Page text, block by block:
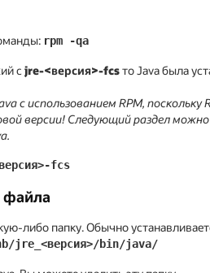
rpm -qa
сjre-<версия>-fcsто Java была
с использованием RPM, поскольку
версии! Следующий раздел
fcs
файла
либо папку. Обычно
jre_<версия>/bin/java/